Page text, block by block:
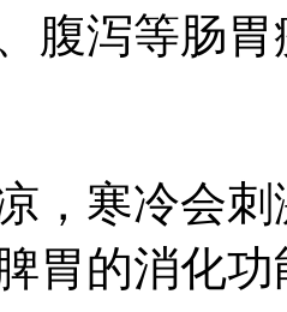
腹泻等肠胃
，寒冷会
胃的消化